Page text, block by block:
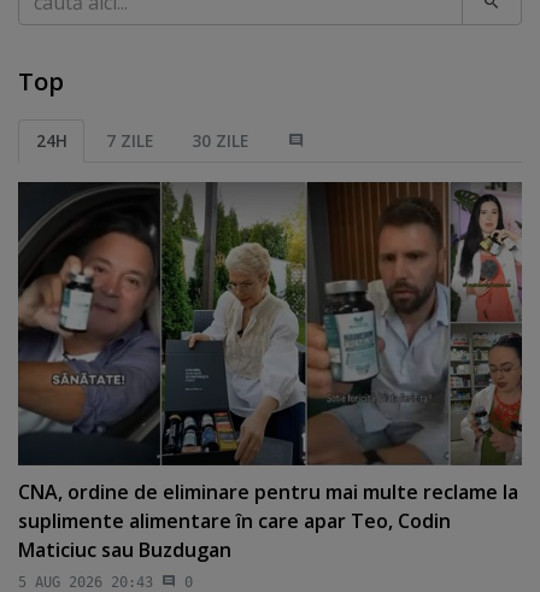
Top
24H 7 ZILE 30 ZILE
CNA, ordine de eliminare pentru mai multe reclame la
suplimente alimentare în care apar Teo, Codin
Maticiuc sau Buzdugan
5 AUG 2026 20:43 0